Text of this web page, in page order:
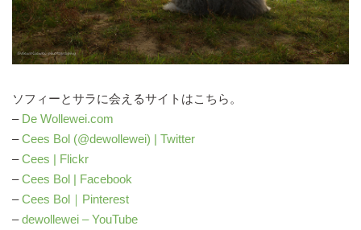
ソフィーとサラに会えるサイトはこちら。
– De Wollewei.com
–Cees Bol (@dewollewei) | Twitter
–Cees | Flickr
–Cees Bol | Facebook
–Cees Bol｜Pinterest
–dewollewei – YouTube